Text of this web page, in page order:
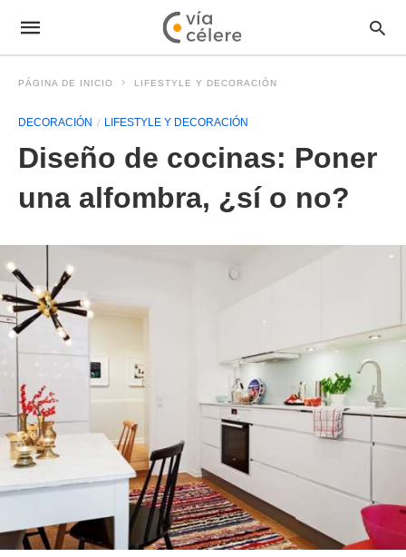
PÁGINA DE INICIO LIFESTYLE Y DECORACIÓN
DECORACIÓN LIFESTYLE Y DECORACIÓN
Diseño de cocinas: Poner
una alfombra, ¿sí o no?